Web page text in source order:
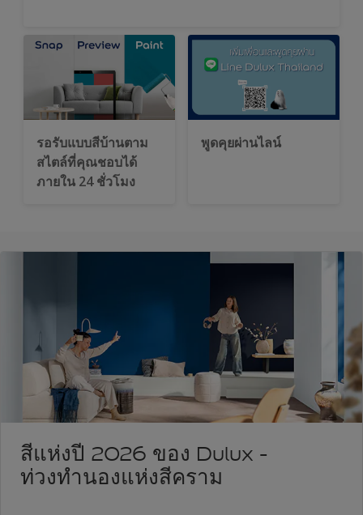
รอรับแบบสีบ้านตาม
สไตล์ที่คุณชอบได้
ภายใน 24 ชั่วโมง
พูดคุยผ่านไลน์
สีแห่งปี 2026 ของ Dulux -
ท่วงทำนองแห่งสีคราม